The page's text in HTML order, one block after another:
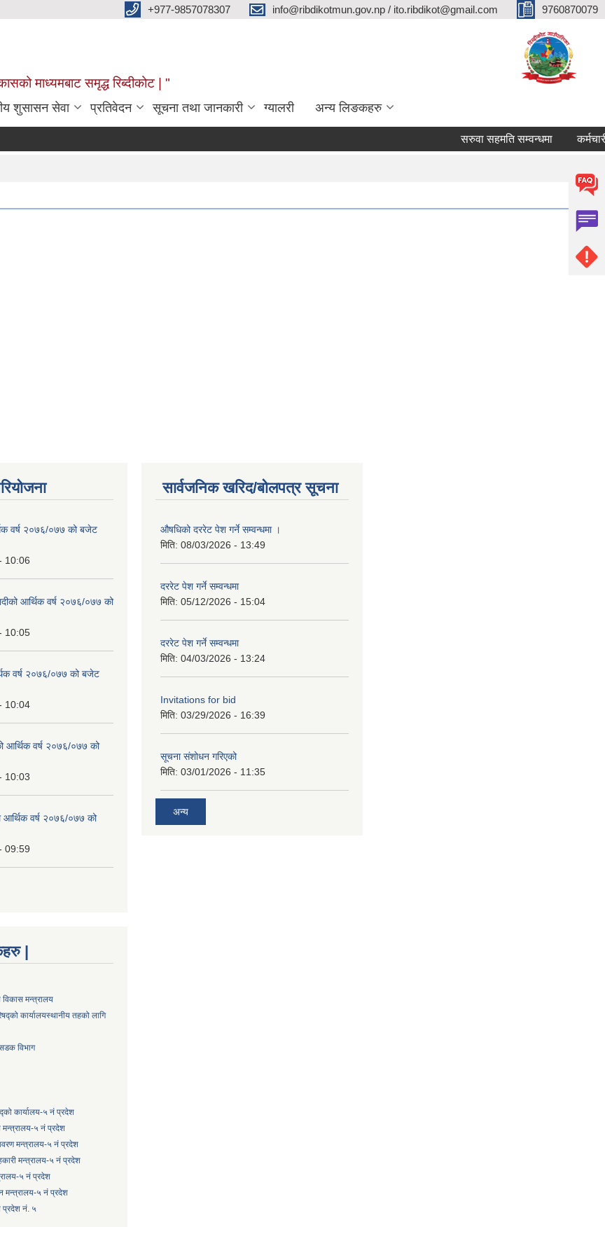
+977-9857078307 info@ribdikotmun.gov.np / ito.ribdikot@gmail.com 9760870079
माध्यमबाट समृद्ध रिब्दीकोट | "
शुसासन सेवा प्रतिवेदन सूचना तथा जानकारी ग्यालरी अन्य लिङकहरु
सरुवा सहमति सम्वन्धमा कर्मचारी
वर्ष २०७६/०७७ को बजेट
10:06
आर्थिक वर्ष २०७६/०७७ को
10:05
वर्ष २०७६/०७७ को बजेट
10:04
आर्थिक वर्ष २०७६/०७७ को
10:03
आर्थिक वर्ष २०७६/०७७ को
09:59
सार्वजनिक खरिद/बोलपत्र सूचना
औषधिको दररेट पेश गर्ने सम्वन्धमा ।
मिति: 08/03/2026 - 13:49
दररेट पेश गर्ने सम्वन्धमा
मिति: 05/12/2026 - 15:04
दररेट पेश गर्ने सम्वन्धमा
मिति: 04/03/2026 - 13:24
Invitations for bid
मिति: 03/29/2026 - 16:39
सूचना संशोधन गरिएको
मिति: 03/01/2026 - 11:35
अन्य
|
विकास मन्त्रालय
कार्यालयस्थानीय तहको लागि
विभाग
कार्यालय-५ नं प्रदेश
मन्त्रालय-५ नं प्रदेश
मन्त्रालय-५ नं प्रदेश
मन्त्रालय-५ नं प्रदेश
५ नं प्रदेश
मन्त्रालय-५ नं प्रदेश
प्रदेश नं. ५